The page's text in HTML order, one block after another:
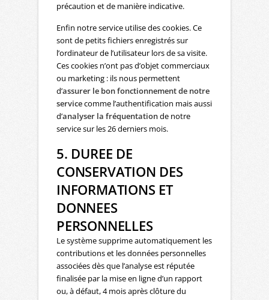
précaution et de manière indicative.
Enfin notre service utilise des cookies. Ce
sont de petits fichiers enregistrés sur
l’ordinateur de l’utilisateur lors de sa visite.
Ces cookies n’ont pas d’objet commerciaux
ou marketing : ils nous permettent
d’assurer le bon fonctionnement de notre
servicecomme l’authentification mais aussi
d’analyser la fréquentationde notre
service sur les 26 derniers mois.
5. DUREE DE
CONSERVATION DES
INFORMATIONS ET
DONNEES
PERSONNELLES
Le système supprime automatiquement les
contributions et les données personnelles
associées dès que l’analyse est réputée
finalisée par la mise en ligne d’un rapport
ou, à défaut, 4 mois après clôture du